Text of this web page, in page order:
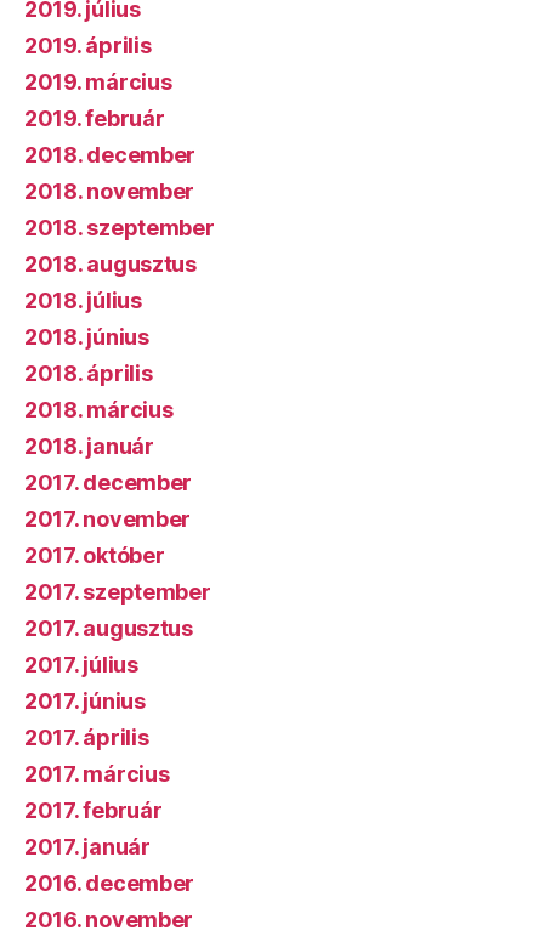
2019. július
2019. április
2019. március
2019. február
2018. december
2018. november
2018. szeptember
2018. augusztus
2018. július
2018. június
2018. április
2018. március
2018. január
2017. december
2017. november
2017. október
2017. szeptember
2017. augusztus
2017. július
2017. június
2017. április
2017. március
2017. február
2017. január
2016. december
2016. november